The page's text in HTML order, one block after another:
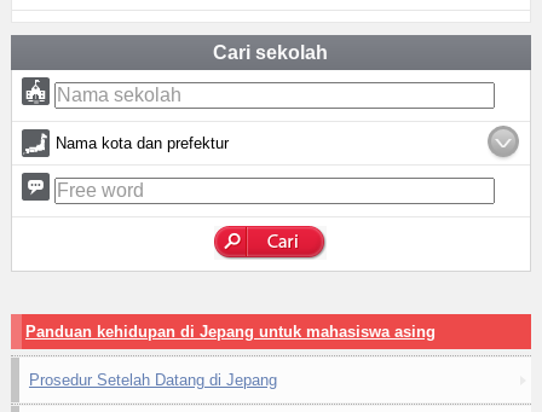
Cari sekolah
Nama kota dan prefektur
Panduan kehidupan di Jepang untuk mahasiswa asing
Prosedur Setelah Datang di Jepang